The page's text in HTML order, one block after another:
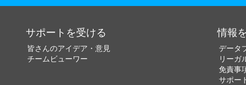
サポートを受ける
皆さんのアイデア・意見
チームビューワー
情報
データ
リーガ
免責事
サポー